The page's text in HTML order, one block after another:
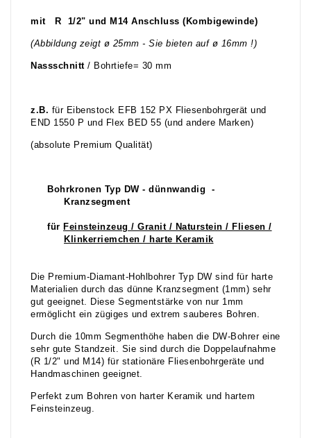
mit R 1/2" und M14 Anschluss (Kombigewinde)
(Abbildung zeigt ø 25mm - Sie bieten auf ø 16mm !)
Nassschnitt/ Bohrtiefe= 30 mm
z.B. für Eibenstock EFB 152 PX Fliesenbohrgerät und
END 1550 P und Flex BED 55 (und andere Marken)
(absolute Premium Qualität)
Bohrkronen Typ DW - dünnwandig -
Kranzsegment
für Feinsteinzeug / Granit / Naturstein / Fliesen /
Klinkerriemchen / harte Keramik
Die Premium-Diamant-Hohlbohrer Typ DW sind für harte
Materialien durch das dünne Kranzsegment (1mm) sehr
gut geeignet. Diese Segmentstärke von nur 1mm
ermöglicht ein zügiges und extrem sauberes Bohren.
Durch die 10mm Segmenthöhe haben die DW-Bohrer eine
sehr gute Standzeit. Sie sind durch die Doppelaufnahme
(R 1/2" und M14) für stationäre Fliesenbohrgeräte und
Handmaschinen geeignet.
Perfekt zum Bohren von harter Keramik und hartem
Feinsteinzeug.